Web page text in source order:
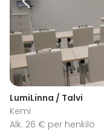
LumiLinna / Talvi
Kemi
Alk. 26 € per henkilö